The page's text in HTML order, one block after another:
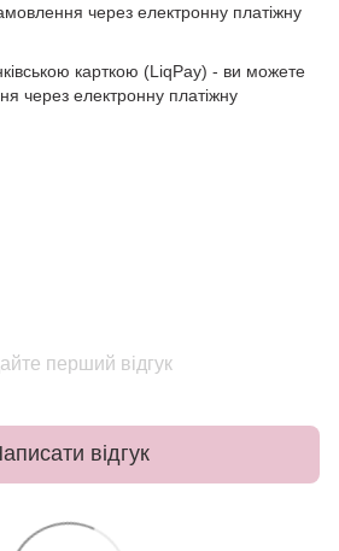
через електронну платіжну
карткою (LiqPay) - ви можете
через електронну платіжну
перший відгук
відгук